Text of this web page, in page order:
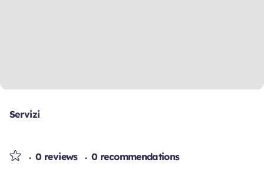
Servizi
0 reviews 0 recommendations